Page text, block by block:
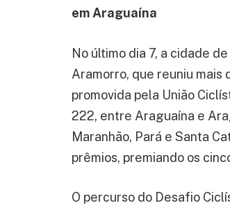
em Araguaína
No último dia 7, a cidade
Aramorro, que reuniu mais
promovida pela União
222, entre Araguaína e
Maranhão, Pará e Santa
prêmios, premiando os
O percurso do Desafio